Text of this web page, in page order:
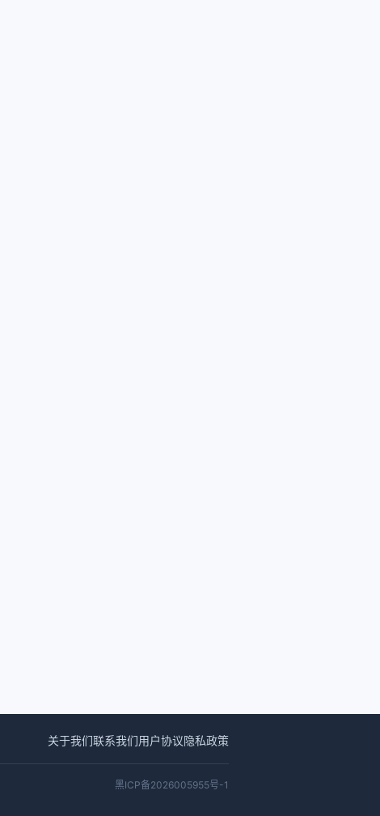
关于我们联系我们用户协议隐私政策
黑ICP备2026005955号-1